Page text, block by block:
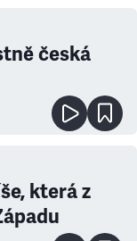
česká
která z